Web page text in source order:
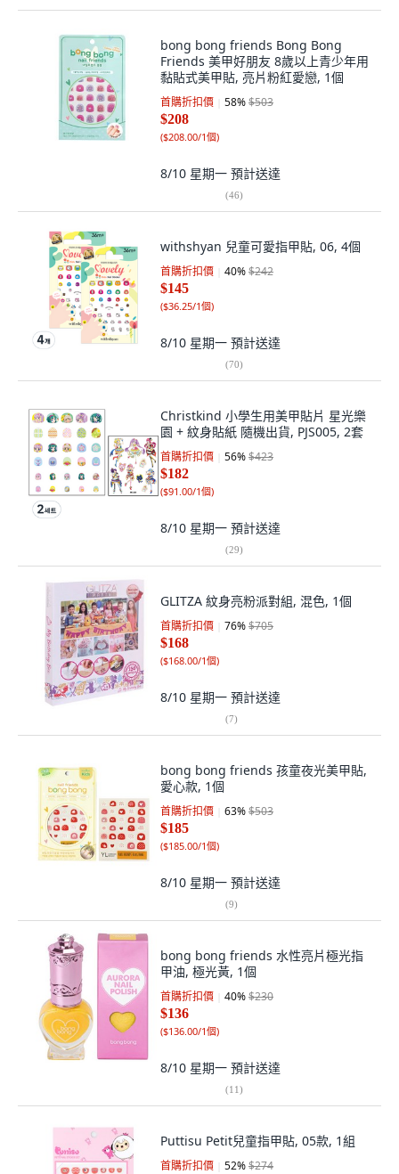
bong bong friends Bong Bong
Friends 美甲好朋友 8歲以上青少年用
黏貼式美甲貼, 亮片粉紅愛戀, 1個
首購折扣價 58%$503
$208
($208.00/1個)
8/10 星期一 預計送達
(46)
withshyan 兒童可愛指甲貼, 06, 4個
首購折扣價 40%$242
$145
($36.25/1個)
8/10 星期一 預計送達
(70)
Christkind 小學生用美甲貼片 星光樂
園 + 紋身貼紙 隨機出貨, PJS005, 2套
首購折扣價 56%$423
$182
($91.00/1個)
8/10 星期一 預計送達
(29)
GLITZA 紋身亮粉派對組, 混色, 1個
首購折扣價 76%$705
$168
($168.00/1個)
8/10 星期一 預計送達
(7)
bong bong friends 孩童夜光美甲貼,
愛心款, 1個
首購折扣價 63%$503
$185
($185.00/1個)
8/10 星期一 預計送達
(9)
bong bong friends 水性亮片極光指
甲油, 極光黃, 1個
首購折扣價 40%$230
$136
($136.00/1個)
8/10 星期一 預計送達
(11)
Puttisu Petit兒童指甲貼, 05款, 1組
首購折扣價 52%$274